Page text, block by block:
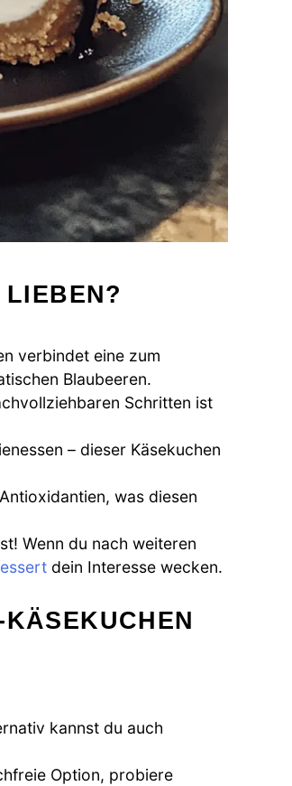
LIEBEN?
verbindet eine zum
Blaubeeren.
Schritten ist
– dieser Käsekuchen
was diesen
Wenn du nach weiteren
dein Interesse wecken.
kannst du auch
Option, probiere